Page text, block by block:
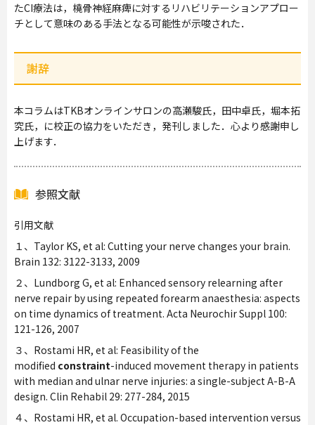
たCI療法は，橈骨神経麻痺に対するリハビリテーションアプロー
チとして意味のある手法となる可能性が示唆された．
謝辞
本コラムはTKBオンラインサロンの高瀬駿氏，田中卓氏，堀本拓
究氏，に校正の協力をいただき，発刊しました．心より感謝申し
上げます．
参照文献
引用文献
１、Taylor KS, et al: Cutting your nerve changes your brain.
Brain 132: 3122-3133, 2009
２、Lundborg G, et al: Enhanced sensory relearning after
nerve repair by using repeated forearm anaesthesia: aspects
on time dynamics of treatment. Acta Neurochir Suppl 100:
121-126, 2007
３、Rostami HR, et al: Feasibility of the
modified constraint-induced movement therapy in patients
with median and ulnar nerve injuries: a single-subject A-B-A
design. Clin Rehabil 29: 277-284, 2015
４、Rostami HR, et al. Occupation-based intervention versus